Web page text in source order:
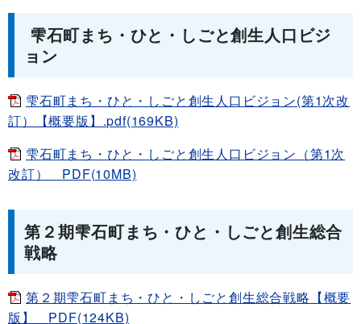
雫石町まち・ひと・しごと創生人口ビジ
ョン
雫石町まち・ひと・しごと創生人口ビジョン(第1次改
訂）【概要版】.pdf(169KB)
雫石町まち・ひと・しごと創生人口ビジョン（第1次
改訂） PDF(10MB)
第２期雫石町まち・ひと・しごと創生総合
戦略
第２期雫石町まち・ひと・しごと創生総合戦略【概要
版】 PDF(124KB)